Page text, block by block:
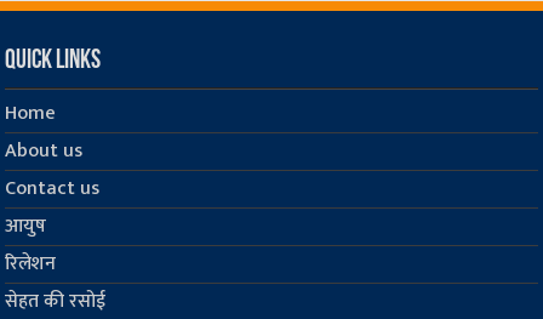
Quick Links
Home
About us
Contact us
आयुष
रिलेशन
सेहत की रसोई